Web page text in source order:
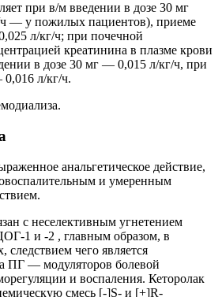
при в/м введении в дозе 30 мг
ч — у пожилых пациентов), приеме
л/кг/ч; при почечной
креатинина в плазме крови
в дозе 30 мг — 0,015 л/кг/ч, при
л/кг/ч.
анальгетическое действие,
и умеренным
с неселективным угнетением
1 и -2 , главным образом, в
следствием чего является
ПГ — модуляторов болевой
и воспаления. Кеторолак
смесь [-]S- и [+]R-